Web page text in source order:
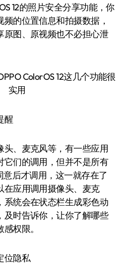
12的照片安全分享功能，你
的位置信息和拍摄数据，
原图、原视频也不必担心泄
醒
、麦克风等，有一些应用
它们的调用，但并不是所有
后才调用，这一就存在了
在应用调用摄像头、麦克
系统会在状态栏生成彩色动
及时告诉你，让你了解哪些
权限。
隐私